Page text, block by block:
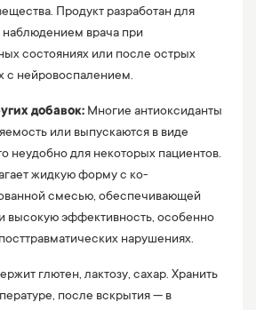
Продукт разработан для
наблюдением врача при
состояниях или после острых
с нейровоспалением.
добавок: Многие антиоксиданты
или выпускаются в виде
неудобно для некоторых пациентов.
жидкую форму с ко-
смесью, обеспечивающей
высокую эффективность, особенно
нарушениях.
глютен, лактозу, сахар. Хранить
после вскрытия — в